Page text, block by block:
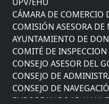
CÁMARA DE COMERCIO
COMISIÓN ASESORA DE
AYUNTAMIENTO DE
COMITÉ DE
CONSEJO ASESOR DEL
CONSEJO DE
CONSEJO DE
EUROPEAN ROAD